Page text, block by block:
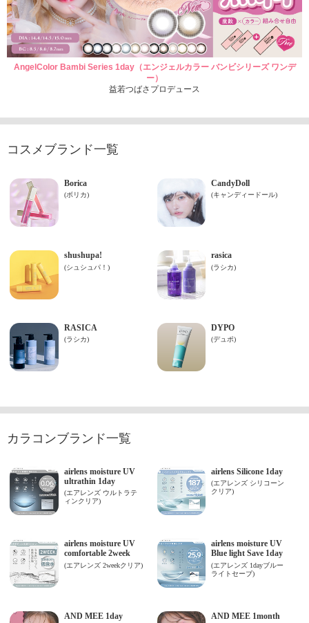
AngelColor Bambi Series 1day（エンジェルカラー バンビシリーズ ワンデ
ー）
益若つばさプロデュース
コスメブランド一覧
カラコンブランド一覧